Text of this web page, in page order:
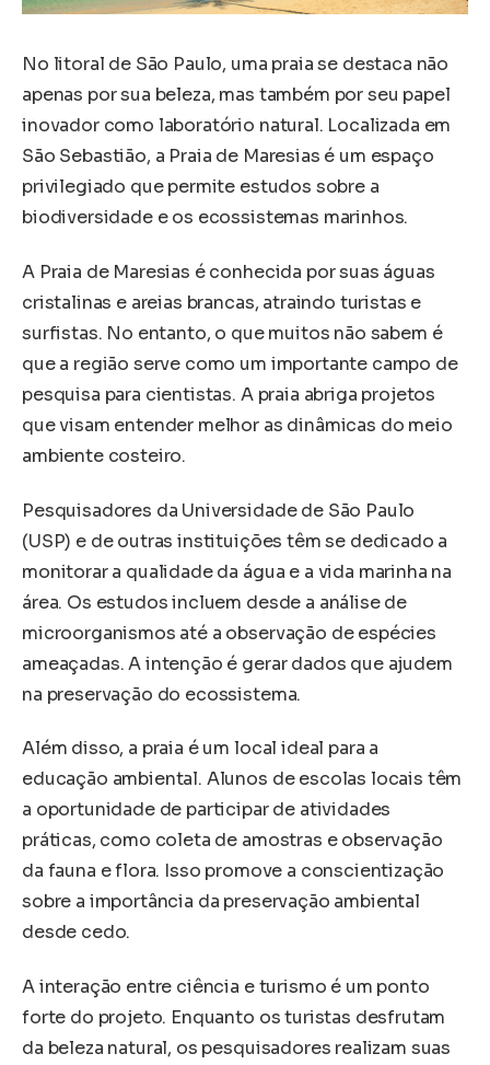
No litoral de São Paulo, uma praia se destaca não
apenas por sua beleza, mas também por seu papel
inovador como laboratório natural. Localizada em
São Sebastião, a Praia de Maresias é um espaço
privilegiado que permite estudos sobre a
biodiversidade e os ecossistemas marinhos.
A Praia de Maresias é conhecida por suas águas
cristalinas e areias brancas, atraindo turistas e
surfistas. No entanto, o que muitos não sabem é
que a região serve como um importante campo de
pesquisa para cientistas. A praia abriga projetos
que visam entender melhor as dinâmicas do meio
ambiente costeiro.
Pesquisadores da Universidade de São Paulo
(USP) e de outras instituições têm se dedicado a
monitorar a qualidade da água e a vida marinha na
área. Os estudos incluem desde a análise de
microorganismos até a observação de espécies
ameaçadas. A intenção é gerar dados que ajudem
na preservação do ecossistema.
Além disso, a praia é um local ideal para a
educação ambiental. Alunos de escolas locais têm
a oportunidade de participar de atividades
práticas, como coleta de amostras e observação
da fauna e flora. Isso promove a conscientização
sobre a importância da preservação ambiental
desde cedo.
A interação entre ciência e turismo é um ponto
forte do projeto. Enquanto os turistas desfrutam
da beleza natural, os pesquisadores realizam suas